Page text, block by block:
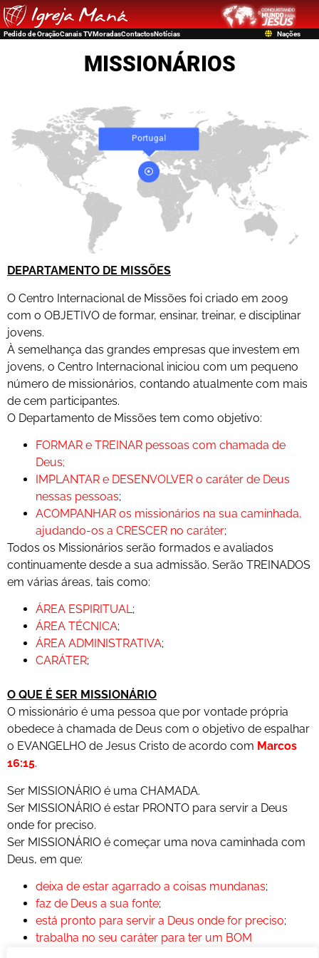
Pedido de OraçãoCanais TVMoradasContactosNotícias Nações
MISSIONÁRIOS
Portugal
DEPARTAMENTO DE MISSÕES
O Centro Internacional de Missões foi criado em 2009
com o OBJETIVO de formar, ensinar, treinar, e disciplinar
jovens.
À semelhança das grandes empresas que investem em
jovens, o Centro Internacional iniciou com um pequeno
número de missionários, contando atualmente com mais
de cem participantes.
O Departamento de Missões tem como objetivo:
FORMAR e TREINAR pessoas com chamada de
Deus;
IMPLANTAR e DESENVOLVER o caráter de Deus
nessas pessoas;
ACOMPANHAR os missionários na sua caminhada,
ajudando-os a CRESCER no caráter;
Todos os Missionários serão formados e avaliados
continuamente desde a sua admissão. Serão TREINADOS
em várias áreas, tais como:
ÁREA ESPIRITUAL;
ÁREA TÉCNICA;
ÁREA ADMINISTRATIVA;
CARÁTER;
O QUE É SER MISSIONÁRIO
O missionário é uma pessoa que por vontade própria
obedece à chamada de Deus com o objetivo de espalhar
o EVANGELHO de Jesus Cristo de acordo com Marcos
16:15.
Ser MISSIONÁRIO é uma CHAMADA.
Ser MISSIONÁRIO é estar PRONTO para servir a Deus
onde for preciso.
Ser MISSIONÁRIO é começar uma nova caminhada com
Deus, em que:
deixa de estar agarrado a coisas mundanas;
faz de Deus a sua fonte;
está pronto para servir a Deus onde for preciso;
trabalha no seu caráter para ter um BOM